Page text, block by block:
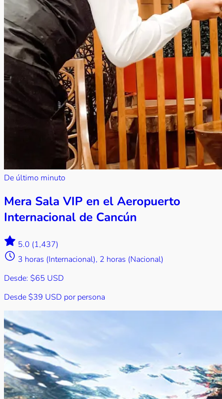
De último minuto
Mera Sala VIP en el Aeropuerto
Internacional de Cancún
5.0 (1,437)
3 horas (Internacional), 2 horas (Nacional)
Desde: $65 USD
Desde $39 USD por persona